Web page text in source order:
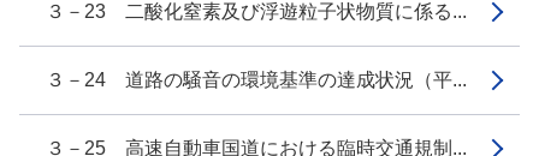
３－23 二酸化窒素及び浮遊粒子状物質に係る...
３－24 道路の騒音の環境基準の達成状況（平...
３－25 高速自動車国道における臨時交通規制...